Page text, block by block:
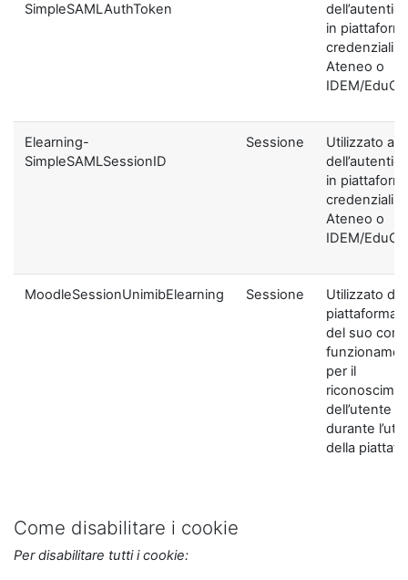
SimpleSAMLAuthToken
in
credenziali di
Ateneo o
IDEM/
Elearning-
SimpleSAMLSessionID
Sessione
Utilizzato ai
in
credenziali di
Ateneo o
IDEM/
MoodleSessionUnimibElearning Sessione
Utilizzato
piattaforma
del suo
per il
dell’utente
durante
della
Come disabilitare i cookie
Per disabilitare tutti i cookie: